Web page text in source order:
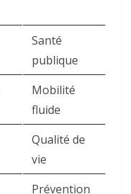
Santé
publique
Mobilité
fluide
Qualité de
vie
Prévention